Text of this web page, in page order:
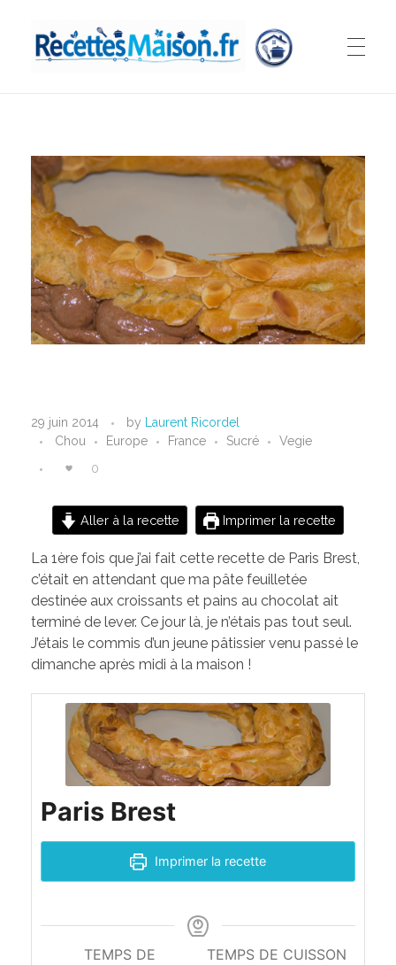
P
a
s
B
r
e
29 juin 2014 by Laurent Ricordel
Chou
Europe France Sucré
Vegie
0
Aller à la recette Imprimer la recette
La 1ère fois que j’ai fait cette recette de Paris Brest,
c’était en attendant que ma pâte feuilletée
destinée aux croissants et pains au chocolat ait
terminé de lever. Ce jour là, je n’étais pas tout seul.
J’étais le commis d’un jeune pâtissier venu passé le
dimanche après midi à la maison !
Paris Brest
Imprimer la recette
TEMPS DE
TEMPS DE CUISSON